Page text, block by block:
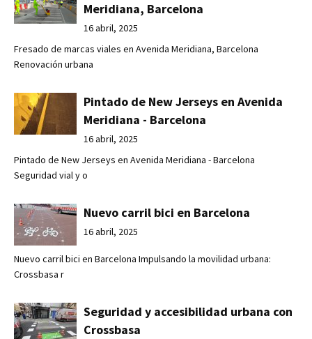
Meridiana, Barcelona
16 abril, 2025
Fresado de marcas viales en Avenida Meridiana, Barcelona
Renovación urbana
Pintado de New Jerseys en Avenida
Meridiana - Barcelona
16 abril, 2025
Pintado de New Jerseys en Avenida Meridiana - Barcelona
Seguridad vial y o
Nuevo carril bici en Barcelona
16 abril, 2025
Nuevo carril bici en Barcelona Impulsando la movilidad urbana:
Crossbasa r
Seguridad y accesibilidad urbana con
Crossbasa